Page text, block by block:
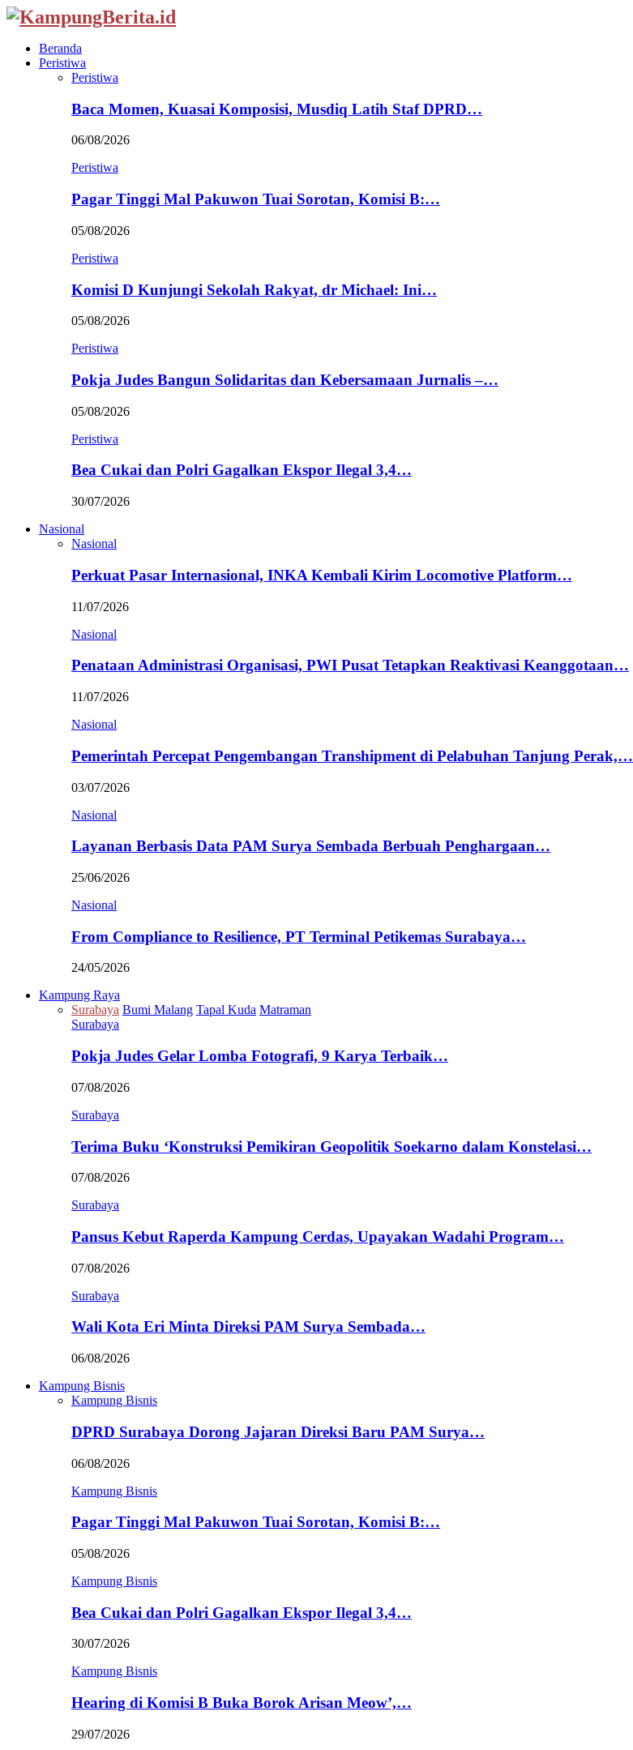
Beranda
Peristiwa
Peristiwa
Baca Momen, Kuasai Komposisi, Musdiq Latih Staf DPRD…
06/08/2026
Peristiwa
Pagar Tinggi Mal Pakuwon Tuai Sorotan, Komisi B:…
05/08/2026
Peristiwa
Komisi D Kunjungi Sekolah Rakyat, dr Michael: Ini…
05/08/2026
Peristiwa
Pokja Judes Bangun Solidaritas dan Kebersamaan Jurnalis –…
05/08/2026
Peristiwa
Bea Cukai dan Polri Gagalkan Ekspor Ilegal 3,4…
30/07/2026
Nasional
Nasional
Perkuat Pasar Internasional, INKA Kembali Kirim Locomotive Platform…
11/07/2026
Nasional
Penataan Administrasi Organisasi, PWI Pusat Tetapkan Reaktivasi Keanggotaan…
11/07/2026
Nasional
Pemerintah Percepat Pengembangan Transhipment di Pelabuhan Tanjung Perak,…
03/07/2026
Nasional
Layanan Berbasis Data PAM Surya Sembada Berbuah Penghargaan…
25/06/2026
Nasional
From Compliance to Resilience, PT Terminal Petikemas Surabaya…
24/05/2026
Kampung Raya
Surabaya Bumi Malang Tapal Kuda Matraman
Surabaya
Pokja Judes Gelar Lomba Fotografi, 9 Karya Terbaik…
07/08/2026
Surabaya
Terima Buku ‘Konstruksi Pemikiran Geopolitik Soekarno dalam Konstelasi…
07/08/2026
Surabaya
Pansus Kebut Raperda Kampung Cerdas, Upayakan Wadahi Program…
07/08/2026
Surabaya
Wali Kota Eri Minta Direksi PAM Surya Sembada…
06/08/2026
Kampung Bisnis
Kampung Bisnis
DPRD Surabaya Dorong Jajaran Direksi Baru PAM Surya…
06/08/2026
Kampung Bisnis
Pagar Tinggi Mal Pakuwon Tuai Sorotan, Komisi B:…
05/08/2026
Kampung Bisnis
Bea Cukai dan Polri Gagalkan Ekspor Ilegal 3,4…
30/07/2026
Kampung Bisnis
Hearing di Komisi B Buka Borok Arisan Meow’,…
29/07/2026